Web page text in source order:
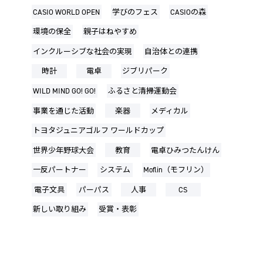
CASIO WORLD OPEN
学びのフェス
CASIOの森
環境の保全
親子はねやすめ
インクルーシブな社会の実現
自治体との連携
時計
電卓
ジブリパーク
WILD MIND GO! GO!
ふるさと清掃運動会
事業を通じた活動
楽器
メディカル
トヨタジュニアゴルフ ワールドカップ
世界少年野球大会
教育
電卓ひみつたんけん
一反パートナー
システム
Moflin（モフリン）
電子文具
パーパス 人事
CS
新しい取り組み
受賞・表彰